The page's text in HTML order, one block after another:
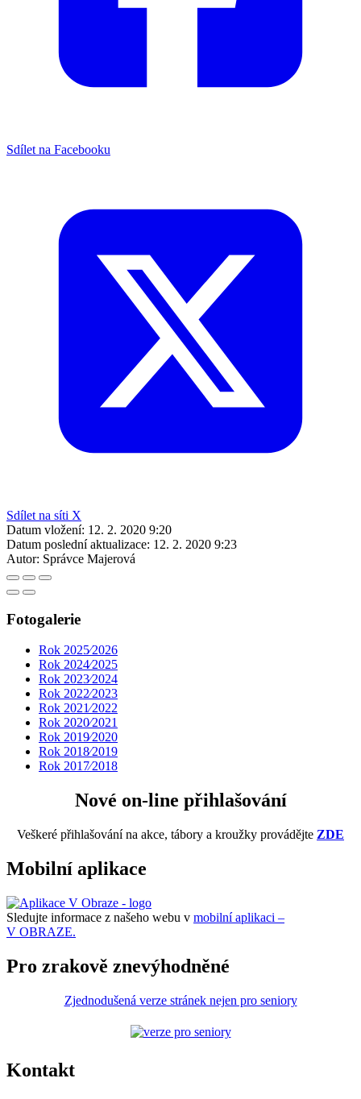
Sdílet na Facebooku
Sdílet na síti X
Datum vložení: 12. 2. 2020 9:20
Datum poslední aktualizace: 12. 2. 2020 9:23
Autor: Správce Majerová
Fotogalerie
Rok 2025⁄2026
Rok 2024⁄2025
Rok 2023⁄2024
Rok 2022⁄2023
Rok 2021⁄2022
Rok 2020⁄2021
Rok 2019⁄2020
Rok 2018⁄2019
Rok 2017⁄2018
Nové on-line přihlašování
Veškeré přihlašování na akce, tábory a kroužky provádějte ZDE
Mobilní aplikace
Sledujte informace z našeho webu v mobilní aplikaci –
V OBRAZE.
Pro zrakově znevýhodněné
Zjednodušená verze stránek nejen pro seniory
Kontakt